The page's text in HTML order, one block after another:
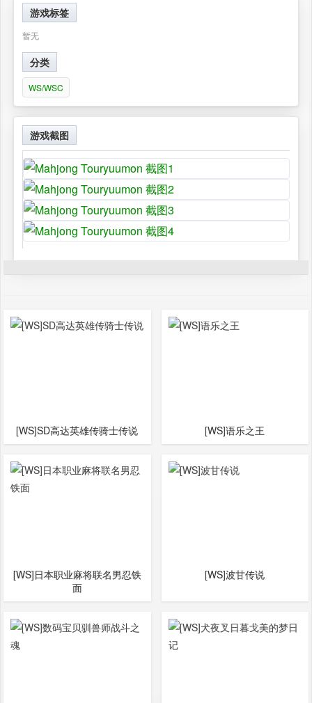
游戏标签
暂无
分类
WS/WSC
游戏截图
[WS]SD高达英雄传骑士传说 [WS]语乐之王
[WS]日本职业麻将联名男忍铁
面
[WS]波甘传说